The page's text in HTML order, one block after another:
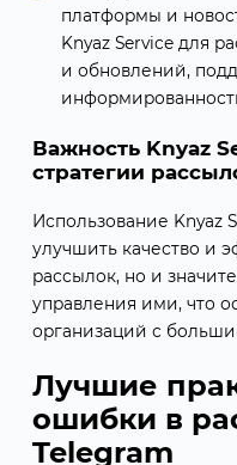
платформы и
Knyaz Service для
и обновлений,
Важность Knyaz
стратегии
Использование Knyaz
улучшить качество и
рассылок, но и
управления ими, что
организаций с
Лучшие
ошибки в
Telegram